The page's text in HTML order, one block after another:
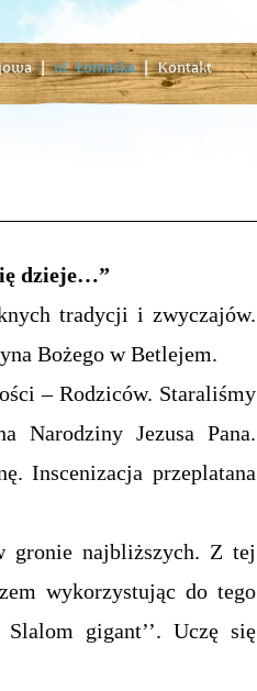
| ul. Łomaska | Kontakt
dzieje…”
tradycji i zwyczajów.
Bożego w Betlejem.
– Rodziców. Staraliśmy
Narodziny Jezusa Pana.
Inscenizacja przeplatana
gronie najbliższych. Z tej
wykorzystując do tego
gigant’’. Uczę się